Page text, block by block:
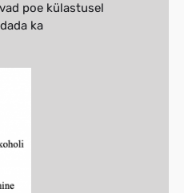
poe külastusel
ka